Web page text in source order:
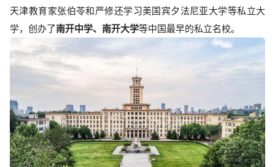
天津教育家张伯苓和严修还学习美国宾夕法尼亚大学等私立大
学，创办了南开中学、南开大学等中国最早的私立名校。